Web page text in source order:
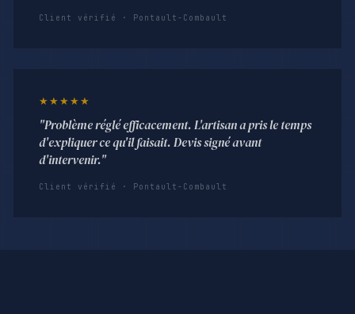
Client vérifié · Pontault-Combault
★★★★★
"Problème réglé efficacement. L'artisan a pris le temps
d'expliquer ce qu'il faisait. Devis signé avant
d'intervenir."
Client vérifié · Pontault-Combault